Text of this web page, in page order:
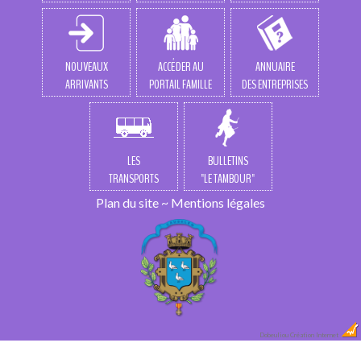
NOUVEAUX
ARRIVANTS
ACCÉDER AU
PORTAIL FAMILLE
ANNUAIRE
DES ENTREPRISES
LES
TRANSPORTS
BULLETINS
"LE TAMBOUR"
Plan du site ~ Mentions légales
Dobeuliou Création Internet